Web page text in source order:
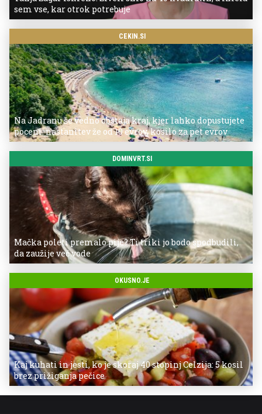
sem vse, kar otrok potrebuje
CEKIN.SI
Na Jadranu še vedno obstaja kraj, kjer lahko dopustujete
poceni: nastanitev že od 10 evrov, kosilo za pet evrov
DOMINVRT.SI
Mačka poleti premalo pije? Ti triki jo bodo spodbudili,
da zaužije več vode
OKUSNO.JE
Kaj kuhati in jesti, ko je skoraj 40 stopinj Celzija: 5 kosil
brez prižiganja pečice